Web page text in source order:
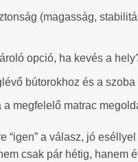
(magasság,
opció, ha kevés a
bútorokhoz és a
a megfelelő matrac
“igen” a válasz, jó
csak pár hétig, hanem